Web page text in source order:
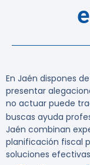
En Jaén dispones
presentar
no actuar puede
buscas ayuda
Jaén combinan
planificación fiscal
soluciones